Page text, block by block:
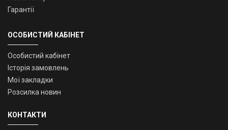
Гарантії
ОСОБИСТИЙ КАБІНЕТ
Особистий кабінет
Історія замовлень
Мої закладки
Розсилка новин
КОНТАКТИ